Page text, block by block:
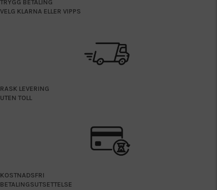
TRYGG BETALING
VELG KLARNA ELLER VIPPS
RASK LEVERING
UTEN TOLL
KOSTNADSFRI
BETALINGSUTSETTELSE